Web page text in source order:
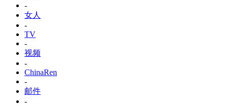
-
女人
-
TV
-
视频
-
ChinaRen
-
邮件
-